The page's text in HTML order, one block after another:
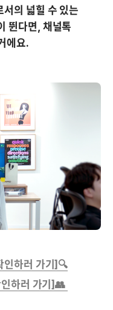
의 넓힐 수 있는
뛴다면, 채널톡
에요.
인하러 가기]🔍
하러 가기]👥